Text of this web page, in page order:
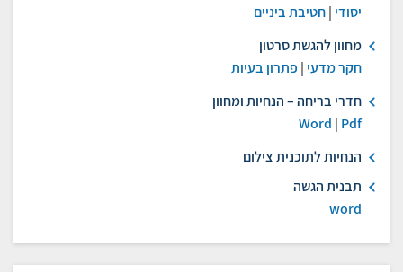
יסודי |חטיבת ביניים
מחוון להגשת סרטון
חקר מדעי | פתרון בעיות
חדרי בריחה – הנחיות ומחוון
Word | Pdf
הנחיות לתוכנית צילום
תבנית הגשה
word